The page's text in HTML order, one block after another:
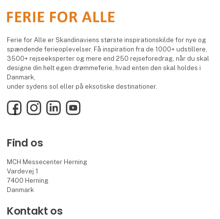
Ferie for Alle er Skandinaviens største inspirationskilde for nye og
spændende ferieoplevelser. Få inspiration fra de 1000+ udstillere,
3500+ rejseeksperter og mere end 250 rejseforedrag, når du skal
designe din helt egen drømmeferie, hvad enten den skal holdes i
Danmark,
under sydens sol eller på eksotiske destinationer.
FacebookInstagramLinkedInYouTube
Find os
MCH Messecenter Herning
Vardevej 1
7400 Herning
Danmark
Kontakt os